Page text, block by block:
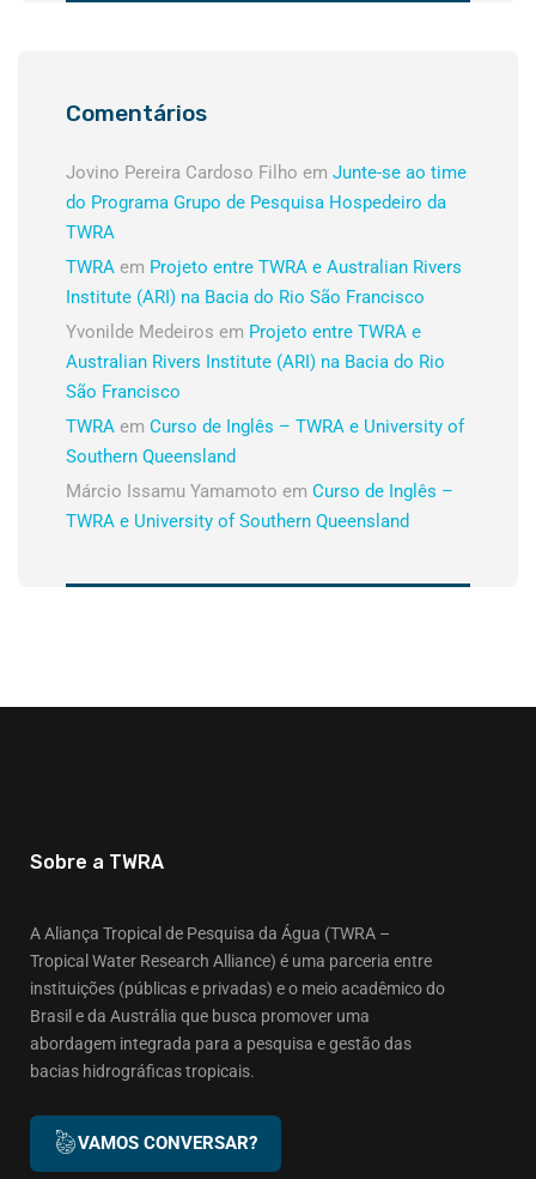
Comentários
Jovino Pereira Cardoso Filho em Junte-se ao time
do Programa Grupo de Pesquisa Hospedeiro da
TWRA
TWRA em Projeto entre TWRA e Australian Rivers
Institute (ARI) na Bacia do Rio São Francisco
Yvonilde Medeiros em Projeto entre TWRA e
Australian Rivers Institute (ARI) na Bacia do Rio
São Francisco
TWRA em Curso de Inglês – TWRA e University of
Southern Queensland
Márcio Issamu Yamamoto em Curso de Inglês –
TWRA e University of Southern Queensland
Sobre a TWRA
A Aliança Tropical de Pesquisa da Água (TWRA –
Tropical Water Research Alliance) é uma parceria entre
instituições (públicas e privadas) e o meio acadêmico do
Brasil e da Austrália que busca promover uma
abordagem integrada para a pesquisa e gestão das
bacias hidrográficas tropicais.
VAMOS CONVERSAR?